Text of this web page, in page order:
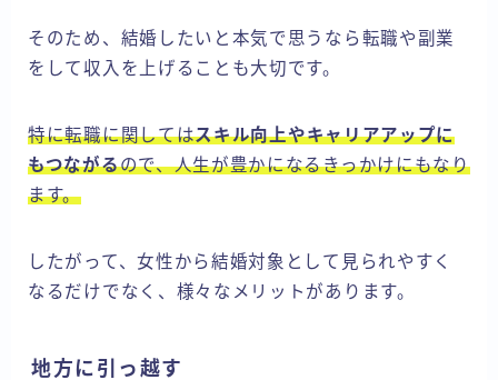
そのため、結婚したいと本気で思うなら転職や副業
をして収入を上げることも大切です。
特に転職に関してはスキル向上やキャリアアップに
もつながるので、人生が豊かになるきっかけにもなり
ます。
したがって、女性から結婚対象として見られやすく
なるだけでなく、様々なメリットがあります。
地方に引っ越す